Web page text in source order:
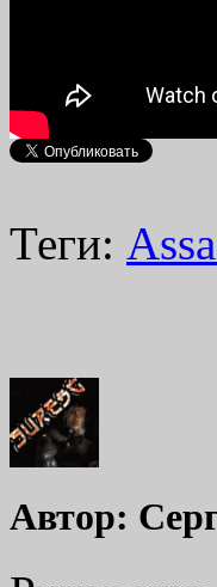
Теги:
Автор: